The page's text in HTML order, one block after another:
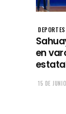
DEPORTES
en
15 DE